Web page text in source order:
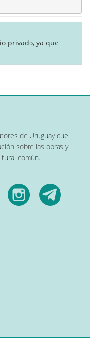
privado, ya que
de Uruguay que
sobre las obras y
común.